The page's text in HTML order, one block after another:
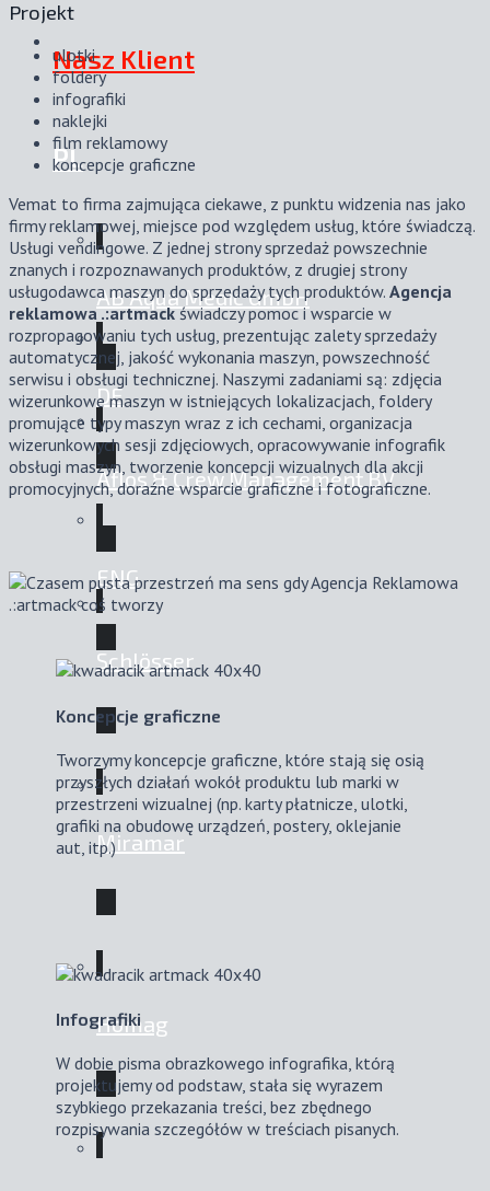
Nasz Klient
AB Aqua Medic GmbH
Aflos & Crew Management BV
Schlösser
Miramar
Homag
PL
DE
ENG
Projekt
ulotki
foldery
infografiki
naklejki
film reklamowy
koncepcje graficzne
Vemat to firma zajmująca ciekawe, z punktu widzenia nas jako
firmy reklamowej, miejsce pod względem usług, które świadczą.
Usługi vendingowe. Z jednej strony sprzedaż powszechnie
znanych i rozpoznawanych produktów, z drugiej strony
usługodawca maszyn do sprzedaży tych produktów. Agencja
reklamowa .:artmackświadczy pomoc i wsparcie w
rozpropagowaniu tych usług, prezentując zalety sprzedaży
automatycznej, jakość wykonania maszyn, powszechność
serwisu i obsługi technicznej. Naszymi zadaniami są: zdjęcia
wizerunkowe maszyn w istniejących lokalizacjach, foldery
promujące typy maszyn wraz z ich cechami, organizacja
wizerunkowych sesji zdjęciowych, opracowywanie infografik
obsługi maszyn, tworzenie koncepcji wizualnych dla akcji
promocyjnych, doraźne wsparcie graficzne i fotograficzne.
Koncepcje graficzne
Tworzymy koncepcje graficzne, które stają się osią
przyszłych działań wokół produktu lub marki w
przestrzeni wizualnej (np. karty płatnicze, ulotki,
grafiki na obudowę urządzeń, postery, oklejanie
aut, itp.)
Infografiki
W dobie pisma obrazkowego infografika, którą
projektujemy od podstaw, stała się wyrazem
szybkiego przekazania treści, bez zbędnego
rozpisywania szczegółów w treściach pisanych.